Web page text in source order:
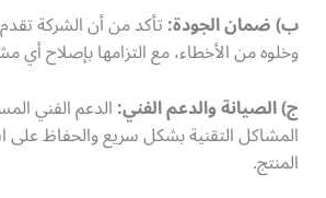
ب) ضمان الجودة:تأكد من أن الشركة
وخلوه من الأخطاء، مع التزامها بإصلاح أي
ج) الصيانة والدعم الفني:الدعم الفني
المشاكل التقنية بشكل سريع والحفاظ على
المنتج.